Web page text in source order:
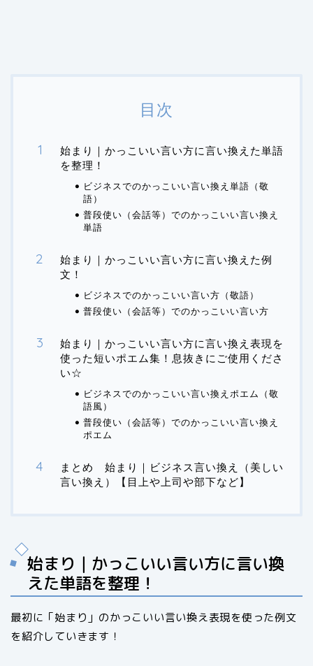
目次
始まり｜かっこいい言い方に言い換えた単語
を整理！
ビジネスでのかっこいい言い換え単語（敬
語）
普段使い（会話等）でのかっこいい言い換え
単語
始まり｜かっこいい言い方に言い換えた例
文！
ビジネスでのかっこいい言い方（敬語）
普段使い（会話等）でのかっこいい言い方
始まり｜かっこいい言い方に言い換え表現を
使った短いポエム集！息抜きにご使用くださ
い☆
ビジネスでのかっこいい言い換えポエム（敬
語風）
普段使い（会話等）でのかっこいい言い換え
ポエム
まとめ 始まり｜ビジネス言い換え（美しい
言い換え）【目上や上司や部下など】
始まり｜かっこいい言い方に言い換
えた単語を整理！
最初に「始まり」のかっこいい言い換え表現を使った例文
を紹介していきます！